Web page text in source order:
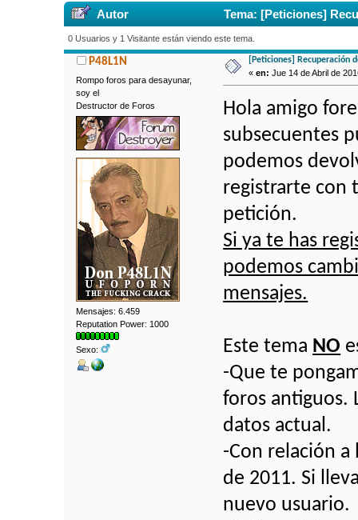
Autor Tema: [Peticiones]
0 Usuarios y 1 Visitante están viendo este tema.
P48L1N
Rompo foros para desayunar,
soy el
Destructor de Foros
Mensajes: 6.459
Reputation Power: 1000
Sexo:
[Peticiones] Recuperación
«en: Jue 14 de Abril de
Hola amigo
subsecuentes
podemos
registrarte con
petición.
Si ya te has
podemos
mensajes.
Este tema NO
-Que te
foros antiguos.
datos actual.
-Con relación
de 2011. Si
nuevo usuario.